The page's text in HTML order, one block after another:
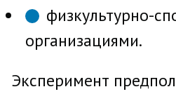
физкультурно-
организациями.
Эксперимент